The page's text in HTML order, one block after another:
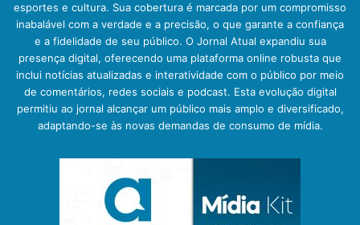
esportes e cultura. Sua cobertura é marcada por um compromisso
inabalável com a verdade e a precisão, o que garante a confiança
e a fidelidade de seu público. O Jornal Atual expandiu sua
presença digital, oferecendo uma plataforma online robusta que
inclui notícias atualizadas e interatividade com o público por meio
de comentários, redes sociais e podcast. Esta evolução digital
permitiu ao jornal alcançar um público mais amplo e diversificado,
adaptando-se às novas demandas de consumo de mídia.